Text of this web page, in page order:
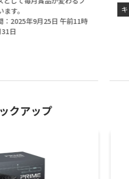
す。
：2025年9月25日 午前11時
日
クアップ